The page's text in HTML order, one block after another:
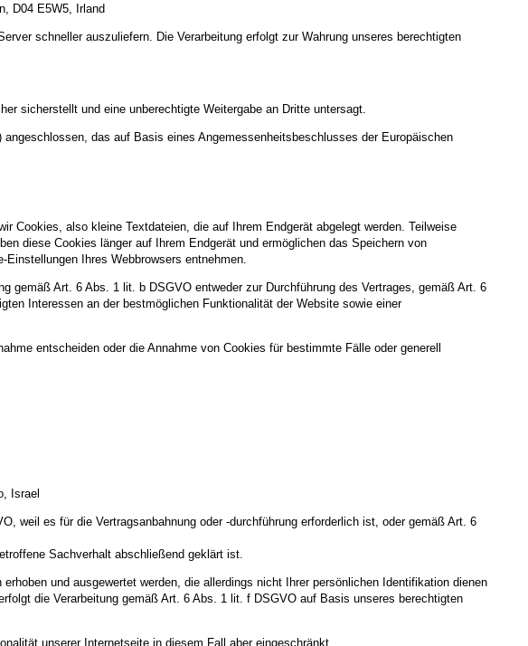
D04 E5W5, Irland
schneller auszuliefern. Die Verarbeitung erfolgt zur Wahrung unseres berechtigten
sicherstellt und eine unberechtigte Weitergabe an Dritte untersagt.
das auf Basis eines Angemessenheitsbeschlusses der Europäischen
Cookies, also kleine Textdateien, die auf Ihrem Endgerät abgelegt werden. Teilweise
diese Cookies länger auf Ihrem Endgerät und ermöglichen das Speichern von
Ihres Webbrowsers entnehmen.
gemäß Art. 6 Abs. 1 lit. b DSGVO entweder zur Durchführung des Vertrages, gemäß Art. 6
Interessen an der bestmöglichen Funktionalität der Website sowie einer
entscheiden oder die Annahme von Cookies für bestimmte Fälle oder generell
Israel
weil es für die Vertragsanbahnung oder -durchführung erforderlich ist, oder gemäß Art. 6
Sachverhalt abschließend geklärt ist.
und ausgewertet werden, die allerdings nicht Ihrer persönlichen Identifikation dienen
die Verarbeitung gemäß Art. 6 Abs. 1 lit. f DSGVO auf Basis unseres berechtigten
unserer Internetseite in diesem Fall aber eingeschränkt.